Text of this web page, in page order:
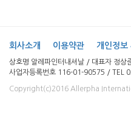
회사소개 이용약관 개인정보
상호명 알레파인터내셔날 / 대표자 정
사업자등록번호 116-01-90575 /
Copyright(c)2016 Allerpha